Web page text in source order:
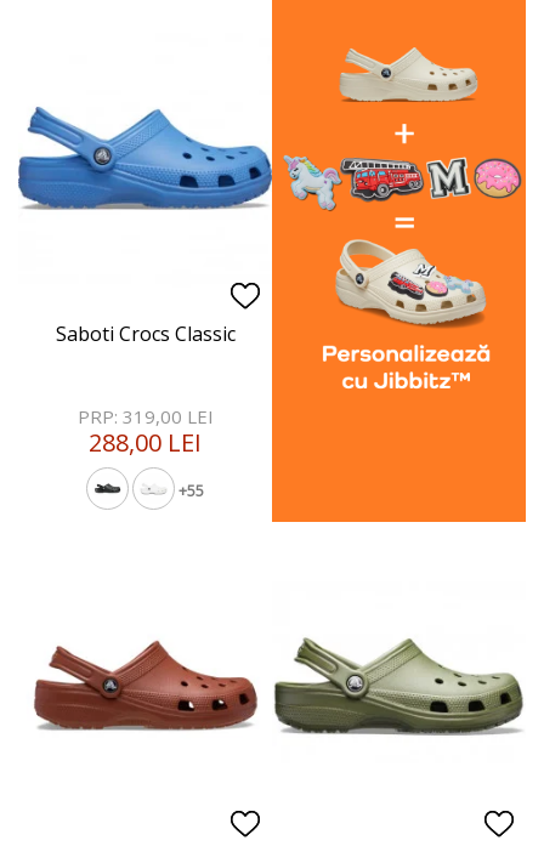
Saboti Crocs Classic
+55
PRP: 319,00 LEI
288,00 LEI